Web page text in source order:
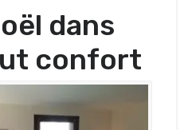
dans
confort